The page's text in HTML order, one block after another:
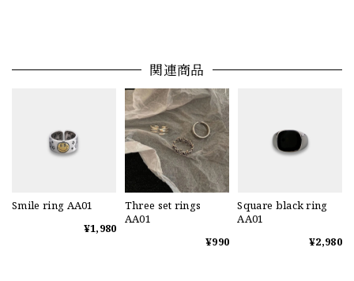
関連商品
Smile ring AA01
¥1,980
Three set rings
AA01
¥990
Square black ring
AA01
¥2,980